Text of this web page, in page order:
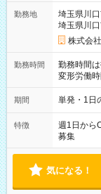
勤務地
埼玉県川
埼玉県川
株式会
勤務時間
勤務時間
変形労働時間制
～21：00
期間 単発・1日
特徴
週1日から
募集
気になる！